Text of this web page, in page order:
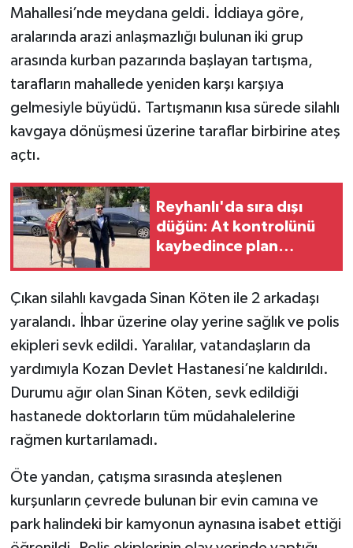
Mahallesi’nde meydana geldi. İddiaya göre,
aralarında arazi anlaşmazlığı bulunan iki grup
arasında kurban pazarında başlayan tartışma,
tarafların mahallede yeniden karşı karşıya
gelmesiyle büyüdü. Tartışmanın kısa sürede silahlı
kavgaya dönüşmesi üzerine taraflar birbirine ateş
açtı.
Reyhanlı'da sıra dışı
düğün: At kontrolünü
kaybedince plan
Çıkan silahlı kavgada Sinan Köten ile 2 arkadaşı
yaralandı. İhbar üzerine olay yerine sağlık ve polis
ekipleri sevk edildi. Yaralılar, vatandaşların da
yardımıyla Kozan Devlet Hastanesi’ne kaldırıldı.
Durumu ağır olan Sinan Köten, sevk edildiği
hastanede doktorların tüm müdahalelerine
rağmen kurtarılamadı.
Öte yandan, çatışma sırasında ateşlenen
kurşunların çevrede bulunan bir evin camına ve
park halindeki bir kamyonun aynasına isabet ettiği
KÜLTÜR SANAT